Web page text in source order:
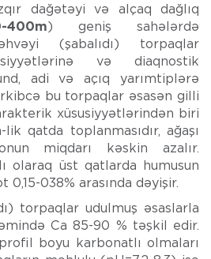
dağətəyi və alçaq dağlıq
400m) geniş sahələrdə
(şabalıdı) torpaqlar
və diaqnostik
adi və açıq yarımtiplərə
bu torpaqlar əsasən gilli
xüsusiyyətlərindən biri
qatda toplanmasıdır, ağaşı
miqdarı kəskin azalır.
olaraq üst qatlarda humusun
0,15-038% arasında dəyişir.
torpaqlar udulmuş əsaslarla
Ca 85-90 % təşkil edir.
boyu karbonatlı olmaları